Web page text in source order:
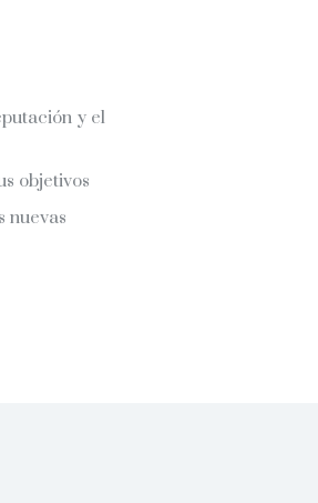
y el
objetivos
nuevas